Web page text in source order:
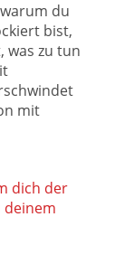
du
bist,
was zu tun
mit